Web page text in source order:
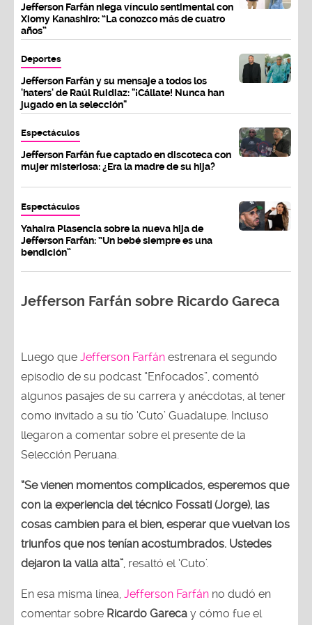
Jefferson Farfán niega vínculo sentimental con
Xiomy Kanashiro: “La conozco más de cuatro
años”
Deportes
Jefferson Farfán y su mensaje a todos los
'haters' de Raúl Ruidiaz: "¡Cállate! Nunca han
jugado en la selección"
Espectáculos
Jefferson Farfán fue captado en discoteca con
mujer misteriosa: ¿Era la madre de su hija?
Espectáculos
Yahaira Plasencia sobre la nueva hija de
Jefferson Farfán: “Un bebé siempre es una
bendición”
Jefferson Farfán sobre Ricardo Gareca
Luego que Jefferson Farfán estrenara el segundo
episodio de su podcast “Enfocados”, comentó
algunos pasajes de su carrera y anécdotas, al tener
como invitado a su tío ‘Cuto’ Guadalupe. Incluso
llegaron a comentar sobre el presente de la
Selección Peruana.
“Se vienen momentos complicados, esperemos que
con la experiencia del técnico Fossati (Jorge), las
cosas cambien para el bien, esperar que vuelvan los
triunfos que nos tenían acostumbrados. Ustedes
dejaron la valla alta” , resaltó el ‘Cuto’.
En esa misma línea, Jefferson Farfán no dudó en
comentar sobre Ricardo Gareca y cómo fue el